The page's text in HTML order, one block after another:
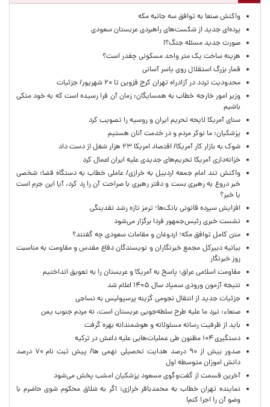
واکنش صنعا به توافق سه جانبه مکه
پرده‌ای جدید از شکست‌های راهبردی عربستان سعودی
صورت جدید مسئله جنگ؟!
هزینه ساخت یک متر واحد مسکونی چقدر است؟
قمار بزرگ استقلال روی یاسر آسانی
محدودیت تردد در آزادراه تهران کرج قزوین تا ۲۰ شهریور/ جزئیات
وزیر امور خارجه خطاب به همسایگان: زمان آن فرا رسیده است که به خود متکی
باشیم
سنای آمریکا لایحه تحریم ایران و روسیه را تصویب کرد
پزشکیان: ما نوکر مردم و در خدمت آنان هستیم
شوک به بازار کار آمریکا/ اقتصاد امریکا ۲۳ هزار شغل از دست داد
خزانه‌داری آمریکا تحریم‌های جدیدی علیه ایران اعمال کرد
واکنش تند امام جمعه اردبیل به خرازی/ عاملی خطاب به دستگاه قضا: شخصی
خبر دروغ به رهبری بست و دفتر رهبری با صراحت آن را رد کرد، آیا این جرم است
یا خیر؟
افزایش سپرده قانونی بانک‌ها؛ ترمز تازه رشد نقدینگی
نشست خبری رئیس‌جمهور فردا برگزار می‌شود
متن کامل توافق مکه؛ اردوغان و مقامات سعودی چه گفتند؟
بیانیه دبیرکل مجمع خبرنگاران و نویسندگان دفاع مقدس و مقاومت به مناسبت
روز خبرنگار
مقاومت اسلامی عراق: پاسخ به آمریکا و عربستان را به تعویق انداختیم
نتیجه آزمون ورودی سمپاد سال ۱۴۰۵ اعلام شد
جزئیات جدید از انتقال نجومی گزینه پرسپولیس به نساجی
صنعاء: نبرد ما علیه طرح سلطه‌جویی عربستان است، نه مردم جنوب یمن
باید از ظرفیت رسانه مسئولانه و هوشمندانه بهره گرفت
دستگیری ۱۰۴ مظنون طی عملیات‌هایی علیه داعش در ترکیه
صدور بیش از ۹۰ درصد هدایت تحصیلی نهمی ها/ پیش ثبت نام ۷۰ درصد
دانش اموزان متوسطه اول
آخرین قسمت از گفت‌وگوی مسعود پزشکیان امشب پخش می‌شود
نماینده تهران خطاب به محمدباقر خرازی: اگر به شلاق محکوم شوی حاضرم با
وضو آن را اجرا کنم!